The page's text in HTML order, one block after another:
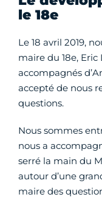
le 18e
Le 18 avril 2019,
maire du 18e,
accompagnés
accepté de nous
questions.
Nous sommes
nous a
serré la main du
autour d’une
maire des